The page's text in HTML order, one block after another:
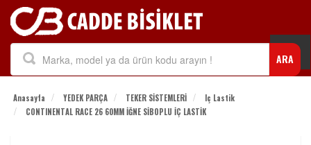
ARA
Anasayfa YEDEK PARÇA TEKER SİSTEMLERİ
Iç Lastik
CONTINENTAL RACE 26 60MM İĞNE SİBOPLU İÇ LASTİK